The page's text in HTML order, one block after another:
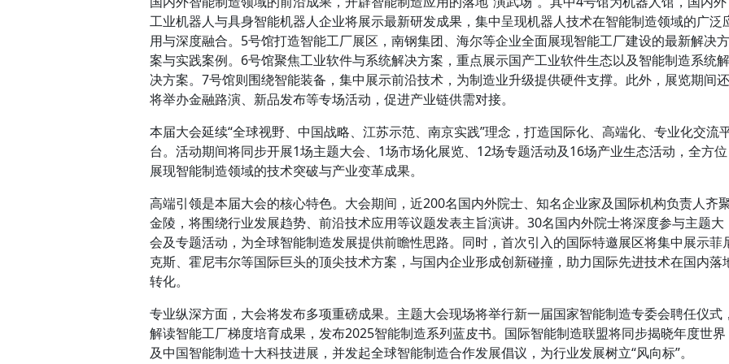
工业机器人与具身智能机器人企业将展示最新研发成果，集中呈现机器人技术在智能制造领域的广泛
用与深度融合。5号馆打造智能工厂展区，南钢集团、海尔等企业全面展现智能工厂建设的最新解决方
案与实践案例。6号馆聚焦工业软件与系统解决方案，重点展示国产工业软件生态以及智能制造系统解
决方案。7号馆则围绕智能装备，集中展示前沿技术，为制造业升级提供硬件支撑。此外，展览期间还
将举办金融路演、新品发布等专场活动，促进产业链供需对接。
本届大会延续“全球视野、中国战略、江苏示范、南京实践”理念，打造国际化、高端化、专业化交流
台。活动期间将同步开展1场主题大会、1场市场化展览、12场专题活动及16场产业生态活动，全方位
展现智能制造领域的技术突破与产业变革成果。
高端引领是本届大会的核心特色。大会期间，近200名国内外院士、知名企业家及国际机构负责人齐
金陵，将围绕行业发展趋势、前沿技术应用等议题发表主旨演讲。30名国内外院士将深度参与主题大
会及专题活动，为全球智能制造发展提供前瞻性思路。同时，首次引入的国际特邀展区将集中展示菲
克斯、霍尼韦尔等国际巨头的顶尖技术方案，与国内企业形成创新碰撞，助力国际先进技术在国内落
转化。
专业纵深方面，大会将发布多项重磅成果。主题大会现场将举行新一届国家智能制造专委会聘任仪式，
解读智能工厂梯度培育成果，发布2025智能制造系列蓝皮书。国际智能制造联盟将同步揭晓年度世界
及中国智能制造十大科技进展，并发起全球智能制造合作发展倡议，为行业发展树立“风向标”。